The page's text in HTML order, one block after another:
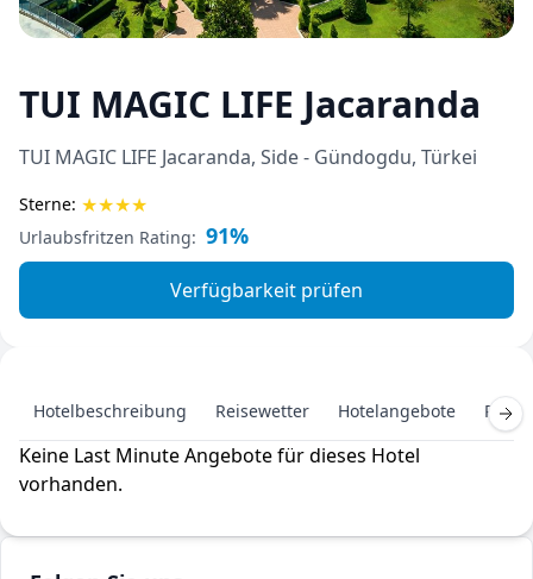
TUI MAGIC LIFE Jacaranda
TUI MAGIC LIFE Jacaranda, Side - Gündogdu, Türkei
Sterne: ★★★★
Urlaubsfritzen Rating: 91%
Verfügbarkeit prüfen
Hotelbeschreibung Reisewetter Hotelangebote
Keine Last Minute Angebote für dieses Hotel
vorhanden.